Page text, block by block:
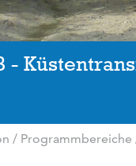
-
/ Programmbereiche